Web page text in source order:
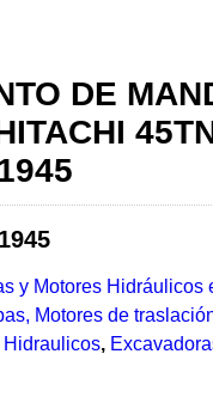
DE
y Motores Hidráulicos
Motores de
,